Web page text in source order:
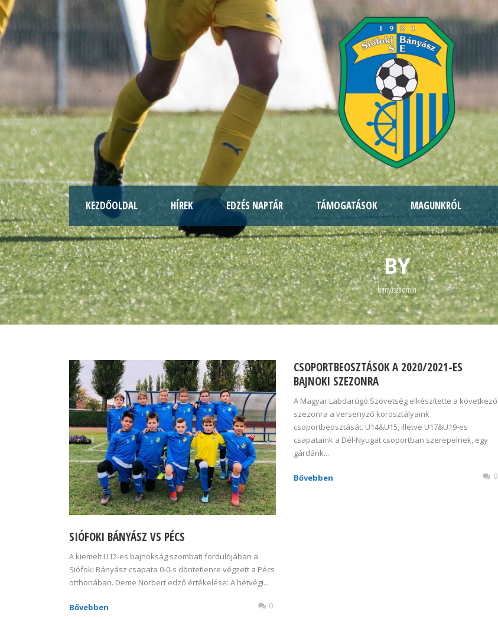
KEZDŐOLDAL HÍREK EDZÉS NAPTÁR TÁMOGATÁSOK MAGUNKRÓL
BY
banyaszadmin
SIÓFOKI BÁNYÁSZ VS PÉCS
A kiemelt U12-es bajnokság szombati fordulójában a
Siófoki Bányász csapata 0-0-s döntetlenre végzett a Pécs
otthonában. Deme Norbert edző értékelése: A hétvégi...
Bővebben 0
CSOPORTBEOSZTÁSOK A 2020/2021-ES
BAJNOKI SZEZONRA
A Magyar Labdarúgó Szövetség elkészítette a következő
szezonra a versenyző korosztályaink
csoportbeosztását. U14&U15, illetve U17&U19-es
csapataink a Dél-Nyugat csoportban szerepelnek, egy
gárdánk...
Bővebben 0